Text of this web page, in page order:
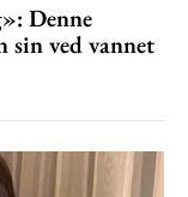
Denne
sin ved vannet